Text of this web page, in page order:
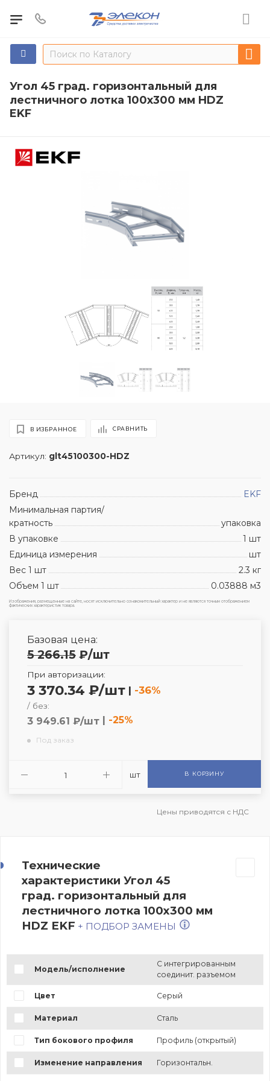
Угол 45 град. горизонтальный для
лестничного лотка 100x300 мм HDZ
EKF
Артикул: glt45100300-HDZ
В ИЗБРАННОЕ СРАВНИТЬ
Бренд
EKF
Минимальная партия/
кратность
упаковка
В упаковке
1 шт
Единица измерения
шт
Вес 1 шт
2.3 кг
Объем 1 шт
0.03888 м3
Изображения, размещенные на сайте, носят исключительно ознакомительный характер и не являются точным отображением
фактических характеристик товара.
Базовая цена:
5 266.15 ₽/шт
При авторизации:
3 370.34 ₽/шт | -36%
/ без:
3 949.61 ₽/шт -25%
Под заказ
шт В КОРЗИНУ
Цены приводятся с НДС
Технические
характеристики Угол 45
град. горизонтальный для
лестничного лотка 100x300 мм
HDZ EKF + ПОДБОР ЗАМЕНЫ
Модель/исполнение
С интегрированным
соединит. разъемом
Цвет Серый
Материал Сталь
Тип бокового профиля Профиль (открытый)
Изменение направления Горизонтальн.